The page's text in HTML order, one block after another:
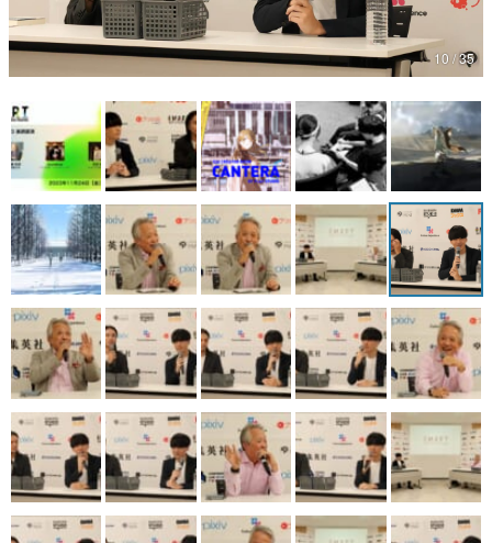
電ファミニコゲーマーとは？
運営：株式会社マレ
10 / 35